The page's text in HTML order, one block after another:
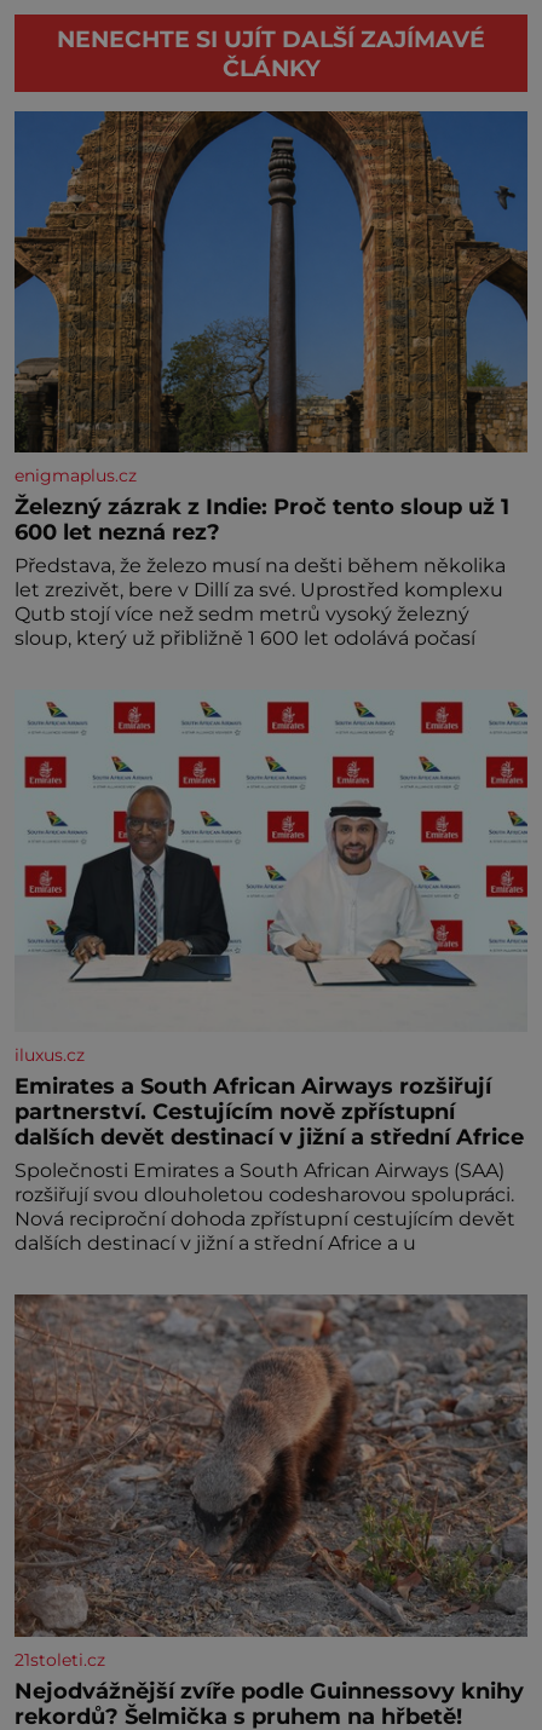
NENECHTE SI UJÍT DALŠÍ ZAJÍMAVÉ
ČLÁNKY
enigmaplus.cz
Železný zázrak z Indie: Proč tento sloup už 1
600 let nezná rez?
Představa, že železo musí na dešti během několika
let zrezivět, bere v Dillí za své. Uprostřed komplexu
Qutb stojí více než sedm metrů vysoký železný
sloup, který už přibližně 1 600 let odolává počasí
iluxus.cz
Emirates a South African Airways rozšiřují
partnerství. Cestujícím nově zpřístupní
dalších devět destinací v jižní a střední Africe
Společnosti Emirates a South African Airways (SAA)
rozšiřují svou dlouholetou codesharovou spolupráci.
Nová reciproční dohoda zpřístupní cestujícím devět
dalších destinací v jižní a střední Africe a u
21stoleti.cz
Nejodvážnější zvíře podle Guinnessovy knihy
rekordů? Šelmička s pruhem na hřbetě!